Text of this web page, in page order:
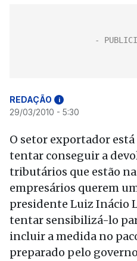
REDAÇÃO i
29/03/2010 - 5:30
O setor exportador
tentar conseguir a
tributários que estão
empresários querem
presidente Luiz Inácio
tentar sensibilizá-lo
incluir a medida no
preparado pelo